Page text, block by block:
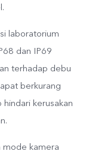
laboratorium
dan IP69
terhadap debu
berkurang
kerusakan
mode kamera